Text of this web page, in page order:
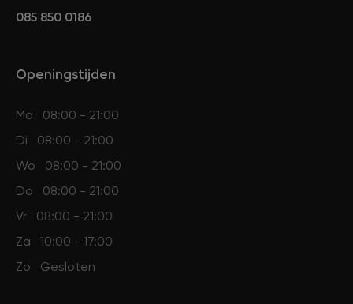
085 850 0186
Openingstijden
Ma
08:00 - 21:00
Di
08:00 - 21:00
Wo
08:00 - 21:00
Do
08:00 - 21:00
Vr
08:00 - 21:00
Za
10:00 - 17:00
Zo
Gesloten